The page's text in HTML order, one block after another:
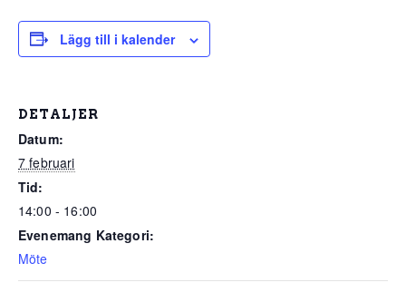
Lägg till i kalender
DETALJER
Datum:
7 februari
Tid:
14:00 - 16:00
Evenemang Kategori:
Möte